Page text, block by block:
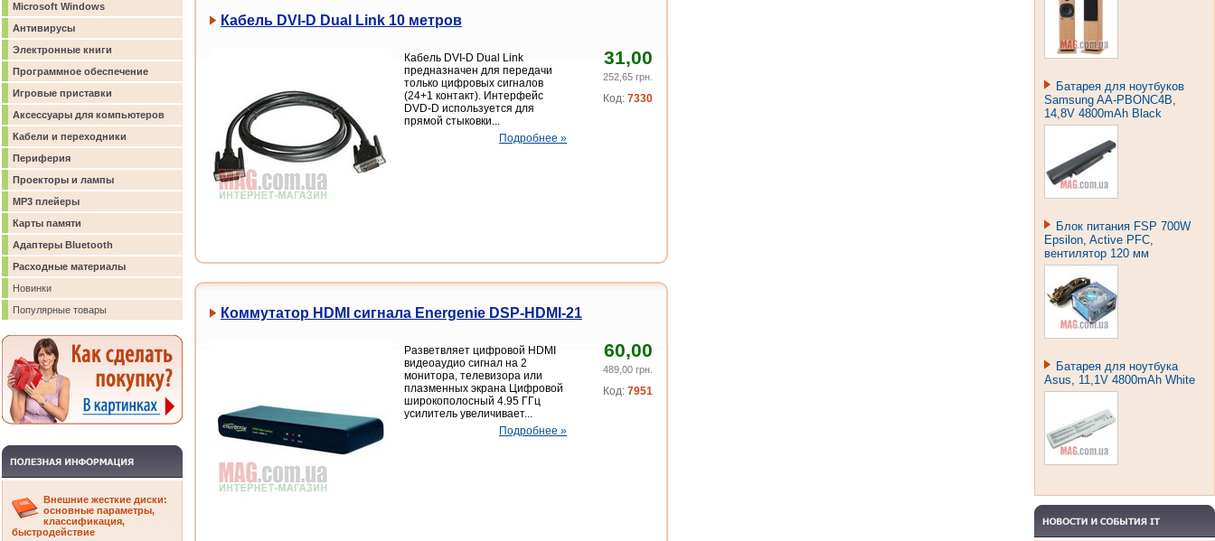
Кабель DVI-D Dual Link 10 метров
Кабель DVI-D Dual Link
предназначен для передачи
только цифровых сигналов
(24+1 контакт). Интерфейс
DVD-D используется для
прямой стыковки...
Подробнее »
31,00
252,65 грн.
Код: 7330
Коммутатор HDMI сигнала Energenie DSP-HDMI-21
Разветвляет цифровой HDMI
видеоаудио сигнал на 2
монитора, телевизора или
плазменных экрана Цифровой
широкополосный 4.95 ГГц
усилитель увеличивает...
Подробнее »
60,00
489,00 грн.
Код: 7951
Microsoft Windows
Антивирусы
Электронные книги
Программное обеспечение
Игровые приставки
Аксессуары для компьютеров
Кабели и переходники
Периферия
Проекторы и лампы
MP3 плейеры
Карты памяти
Адаптеры Bluetooth
Расходные материалы
Новинки
Популярные товары
Внешние жесткие диски:
основные параметры,
классификация,
быстродействие
Мышь беспроводная
Logitech Wireless Mouse
M325
Акустическая система 2.0
Gembird WCS-002 Wood
Батарея для ноутбуков
Samsung AA-PBONC4B,
14,8V 4800mAh Black
Блок питания FSP 700W
Epsilon, Active PFC,
вентилятор 120 мм